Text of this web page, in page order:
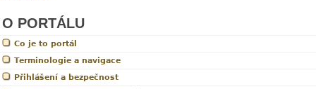
O PORTÁLU
Co je to portál
Terminologie a navigace
Přihlášení a bezpečnost